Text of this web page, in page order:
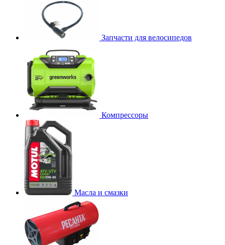
Запчасти для велосипедов
Компрессоры
Масла и смазки